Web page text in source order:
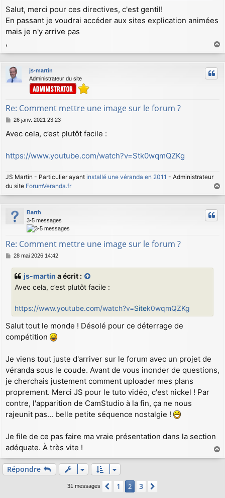
Salut, merci pour ces directives, c'est gentil!
En passant je voudrai accéder aux sites explication animées
mais je n'y arrive pas
,
a
u
js-martin
Administrateur du site
Re: Comment mettre une image sur le forum ?
M
s
g
26 janv. 2021 23:23
Avec cela, c’est plutôt facile :
https://www.youtube.com/watch?v=Stk0wqmQZKg
JS Martin - Particulier ayant installé une véranda en 2011 - Administrateur
du site ForumVeranda.fr
a
u
Barth
3-5 messages
Re: Comment mettre une image sur le forum ?
M
28 mai 2026 14:42
js-martin a écrit :
Avec cela, c’est plutôt facile :
https://www.youtube.com/watch?v=Sitek0wqmQZKg
Salut tout le monde ! Désolé pour ce déterrage de
compétition
Je viens tout juste d'arriver sur le forum avec un projet de
véranda sous le coude. Avant de vous inonder de questions,
je cherchais justement comment uploader mes plans
proprement. Merci JS pour le tuto vidéo, c'est nickel ! Par
contre, l'apparition de CamStudio à la fin, ça ne nous
rajeunit pas... belle petite séquence nostalgie !
Je file de ce pas faire ma vraie présentation dans la section
adéquate. À très vite !
a
Répondre
31 messages Précédent
1 2 3